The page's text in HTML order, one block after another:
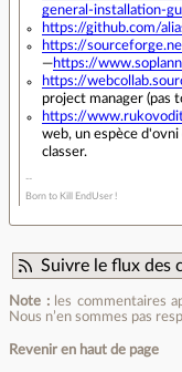
general-installation-
https://github.com/
https://
—https://
https://
project manager (pas
https://
web, un espèce d'ovni
classer.
Born to Kill EndUser !
Suivre le flux des
Note :les commentaires
Nous n’en sommes pas
Revenir en haut de page